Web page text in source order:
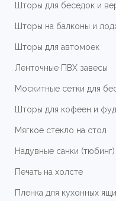
Шторы для беседок и
Шторы на балконы и
Шторы для автомоек
Ленточные ПВХ завесы
Москитные сетки для
Шторы для кофеен и
Мягкое стекло на стол
Надувные санки (тюбинг)
Печать на холсте
Пленка для кухонных